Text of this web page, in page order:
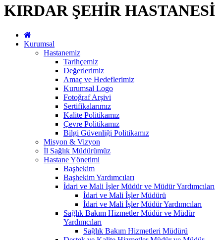
KIRDAR ŞEHİR HASTANESİ
Kurumsal
Hastanemiz
Tarihçemiz
Değerlerimiz
Amaç ve Hedeflerimiz
Kurumsal Logo
Fotoğraf Arşivi
Sertifikalarımız
Kalite Politikamız
Çevre Politikamız
Bilgi Güvenliği Politikamız
Misyon & Vizyon
İl Sağlık Müdürümüz
Hastane Yönetimi
Başhekim
Başhekim Yardımcıları
İdari ve Mali İşler Müdür ve Müdür Yardımcıları
İdari ve Mali İşler Müdürü
İdari ve Mali İşler Müdür Yardımcıları
Sağlık Bakım Hizmetler Müdür ve Müdür
Yardımcıları
Sağlık Bakım Hizmetleri Müdürü